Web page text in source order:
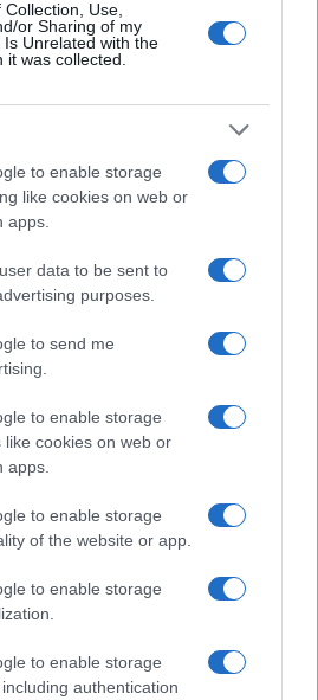
Use,
or Sharing of my
Unrelated with the
was collected.
to enable storage
like cookies on web or
apps.
data to be sent to
purposes.
to send me
to enable storage
like cookies on web or
apps.
to enable storage
of the website or app.
to enable storage
to enable storage
authentication
oficial de LAPD por robo cripto a